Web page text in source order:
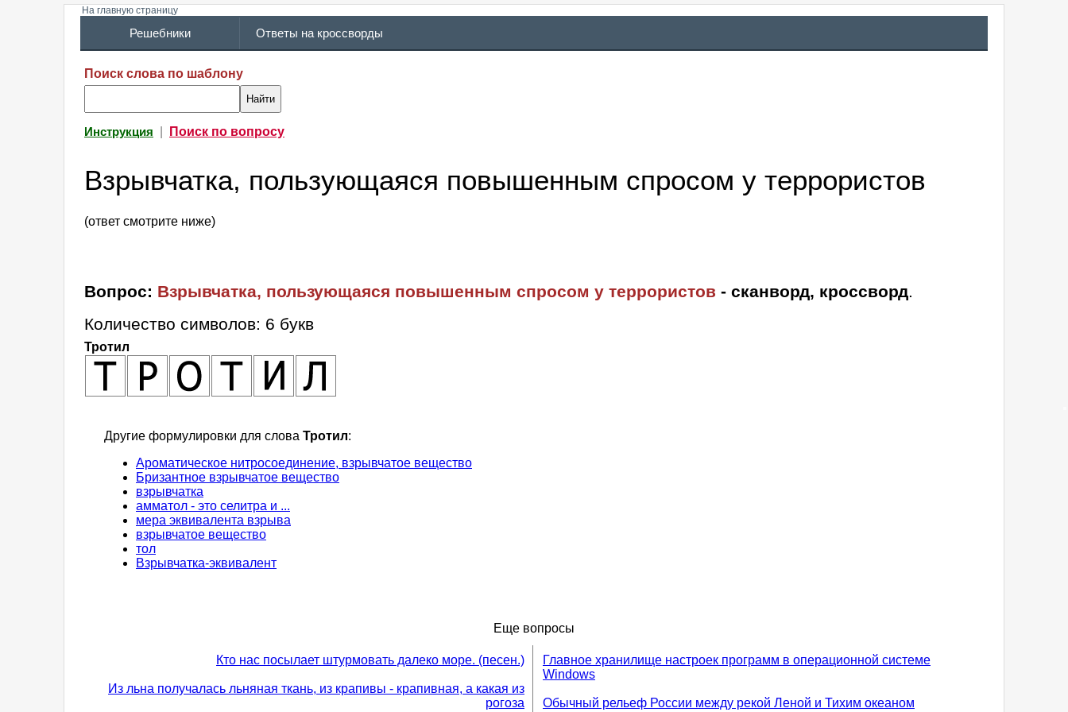
На главную страницу
Решебники Ответы на кроссворды
Поиск слова по шаблону
Инструкция Поиск по вопросу
Взрывчатка, пользующаяся повышенным спросом у террористов
(ответ смотрите ниже)
Вопрос: Взрывчатка, пользующаяся повышенным спросом у террористов - сканворд, кроссворд.
Количество символов: 6 букв
Тротил
Другие формулировки для слова Тротил:
Ароматическое нитросоединение, взрывчатое вещество
Бризантное взрывчатое вещество
взрывчатка
амматол - это селитра и ...
мера эквивалента взрыва
взрывчатое вещество
тол
Взрывчатка-эквивалент
Еще вопросы
Кто нас посылает штурмовать далеко море. (песен.)
Из льна получалась льняная ткань, из крапивы - крапивная, а какая из
рогоза
Главное хранилище настроек программ в операционной системе
Windows
Обычный рельеф России между рекой Леной и Тихим океаном